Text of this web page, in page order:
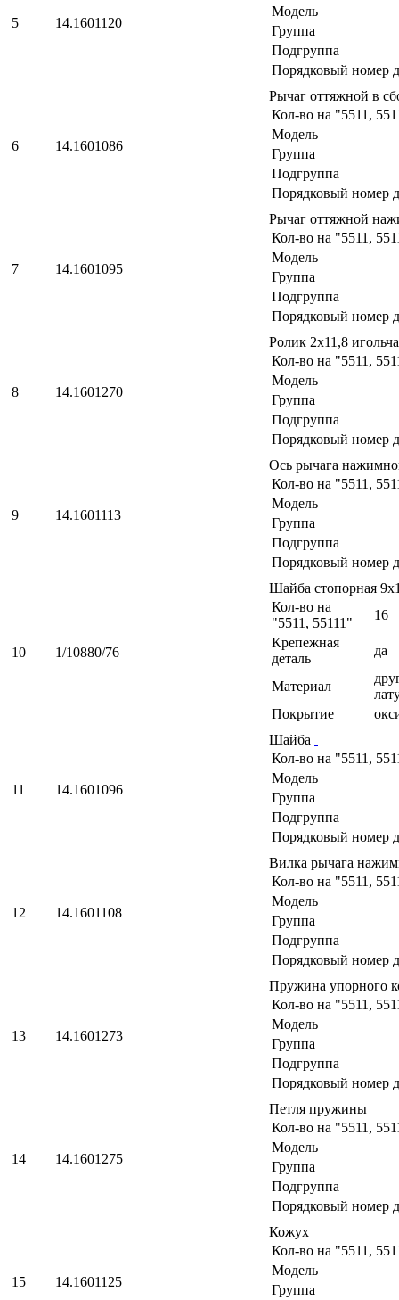
5 14.1601120
Модель
Группа
Подгруппа
Порядковый номер
6 14.1601086
Рычаг оттяжной в
Кол-во на "5511,
Модель
Группа
Подгруппа
Порядковый номер
7 14.1601095
Рычаг оттяжной
Кол-во на "5511,
Модель
Группа
Подгруппа
Порядковый номер
8 14.1601270
Ролик 2х11,8
Кол-во на "5511,
Модель
Группа
Подгруппа
Порядковый номер
9 14.1601113
Ось рычага
Кол-во на "5511,
Модель
Группа
Подгруппа
Порядковый номер
10 1/10880/76
Шайба стопорная
Кол-во на
"5511, 55111"
16
Крепежная
деталь
да
Материал
Покрытие
11 14.1601096
Шайба
Кол-во на "5511,
Модель
Группа
Подгруппа
Порядковый номер
12 14.1601108
Вилка рычага
Кол-во на "5511,
Модель
Группа
Подгруппа
Порядковый номер
13 14.1601273
Пружина упорного
Кол-во на "5511,
Модель
Группа
Подгруппа
Порядковый номер
14 14.1601275
Петля пружины
Кол-во на "5511,
Модель
Группа
Подгруппа
Порядковый номер
15 14.1601125
Кожух
Кол-во на "5511,
Модель
Группа